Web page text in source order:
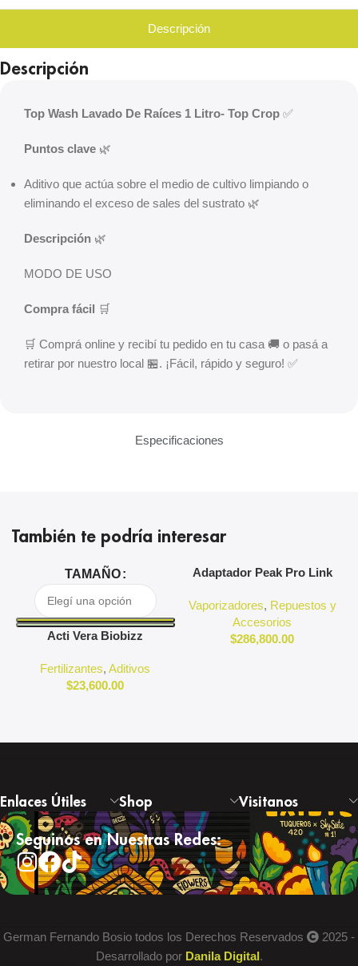
Descripción
Especificaciones
Descripción
Top Wash Lavado De Raíces 1 Litro- Top Crop ✅
Puntos clave 🌿
Aditivo que actúa sobre el medio de cultivo limpiando o
eliminando el exceso de sales del sustrato 🌿
Descripción 🌿
MODO DE USO
Compra fácil 🛒
🛒 Comprá online y recibí tu pedido en tu casa 🚚 o pasá a
retirar por nuestro local 🏪. ¡Fácil, rápido y seguro! ✅
También te podría interesar
TAMAÑO
Acti Vera Biobizz
Fertilizantes,Aditivos
$23,600.00
Adaptador Peak Pro Link
Vaporizadores, Repuestos y
Accesorios
$286,800.00
Enlaces Útiles Shop Visitanos
Seguinos en Nuestras Redes:
German Fernando Bosio todos los Derechos Reservados
2025 -
Desarrollado por Danila Digital.